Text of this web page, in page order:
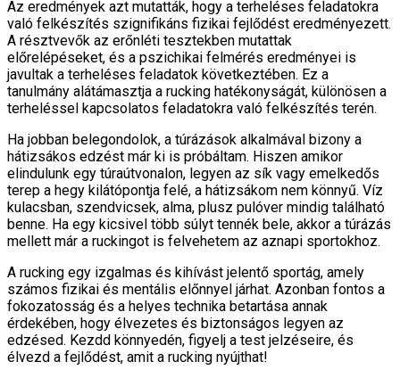
Az eredmények azt mutatták, hogy a terheléses feladatokra
való felkészítés szignifikáns fizikai fejlődést eredményezett.
A résztvevők az erőnléti tesztekben mutattak
előrelépéseket, és a pszichikai felmérés eredményei is
javultak a terheléses feladatok következtében. Ez a
tanulmány alátámasztja a rucking hatékonyságát, különösen a
terheléssel kapcsolatos feladatokra való felkészítés terén.
Ha jobban belegondolok, a túrázások alkalmával bizony a
hátizsákos edzést már ki is próbáltam. Hiszen amikor
elindulunk egy túraútvonalon, legyen az sík vagy emelkedős
terep a hegy kilátópontja felé, a hátizsákom nem könnyű. Víz
kulacsban, szendvicsek, alma, plusz pulóver mindig található
benne. Ha egy kicsivel több súlyt tennék bele, akkor a túrázás
mellett már a ruckingot is felvehetem az aznapi sportokhoz.
A rucking egy izgalmas és kihívást jelentő sportág, amely
számos fizikai és mentális előnnyel járhat. Azonban fontos a
fokozatosság és a helyes technika betartása annak
érdekében, hogy élvezetes és biztonságos legyen az
edzésed. Kezdd könnyedén, figyelj a test jelzéseire, és
élvezd a fejlődést, amit a rucking nyújthat!